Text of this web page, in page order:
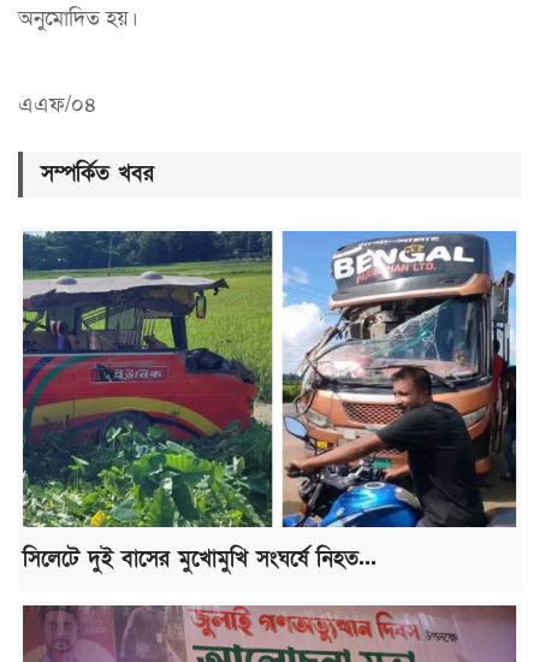
অনুমোদিত হয়।
এএফ/০৪
সম্পর্কিত খবর
সিলেটে দুই বাসের মুখোমুখি সংঘর্ষে নিহত...